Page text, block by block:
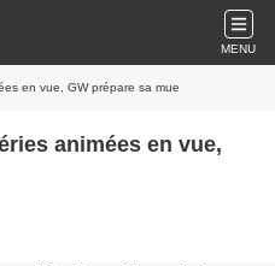
MENU
en vue, GW prépare sa mue
animées en vue,